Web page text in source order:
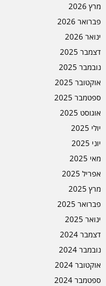
מרץ 2026
פברואר 2026
ינואר 2026
דצמבר 2025
נובמבר 2025
אוקטובר 2025
ספטמבר 2025
אוגוסט 2025
יולי 2025
יוני 2025
מאי 2025
אפריל 2025
מרץ 2025
פברואר 2025
ינואר 2025
דצמבר 2024
נובמבר 2024
אוקטובר 2024
ספטמבר 2024